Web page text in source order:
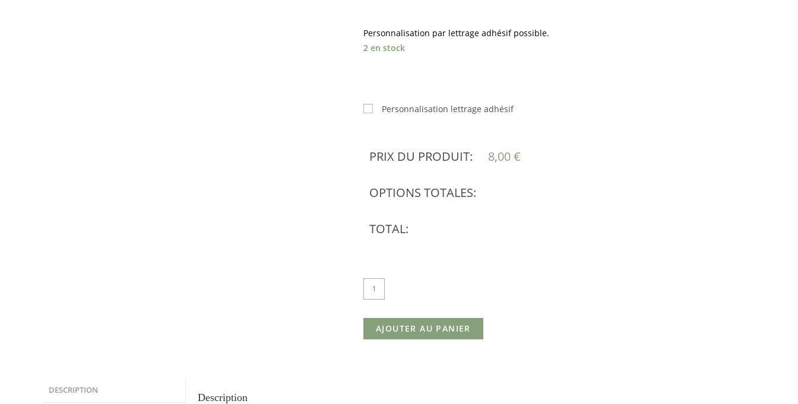
Personnalisation par lettrage adhésif possible.
2 en stock
Personnalisation lettrage adhésif
PRIX DU PRODUIT: 8,00€
OPTIONS TOTALES:
TOTAL:
AJOUTER AU PANIER
DESCRIPTION
Description